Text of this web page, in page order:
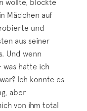
wollte, blockte
Mädchen auf
und
aus seiner
Und wenn
was hatte ich
Ich konnte es
aber
von ihm total